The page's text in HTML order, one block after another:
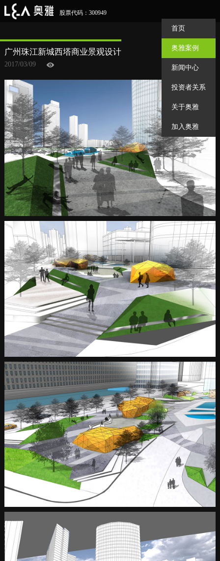
股票代码：300949
首页
奥雅案例
新闻中心
投资者关系
关于奥雅
加入奥雅
广州珠江新城西塔商业景观设计
2017/03/09